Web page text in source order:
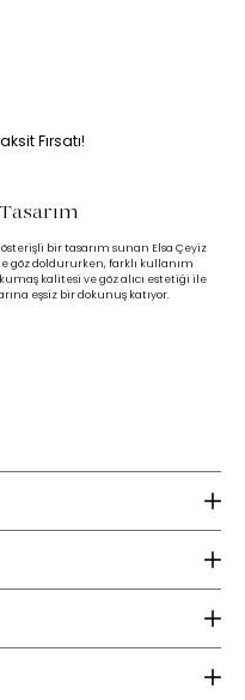
Fırsatı!
bir tasarım sunan Elsa Çeyiz
göz doldururken, farklı kullanım
kalitesi ve göz alıcı estetiği ile
eşsiz bir dokunuş katıyor.
yıkanması tavsiye edilir
Kuru